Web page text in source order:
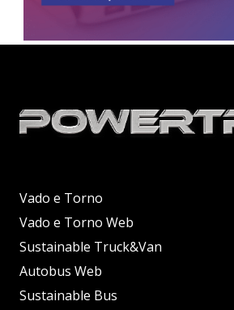
Vado e Torno
Vado e Torno Web
Sustainable Truck&Van
Autobus Web
Sustainable Bus